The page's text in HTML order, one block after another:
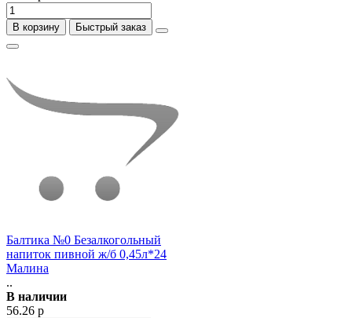
В корзину Быстрый заказ
Балтика №0 Безалкогольный
напиток пивной ж/б 0,45л*24
Малина
..
В наличии
56.26 р